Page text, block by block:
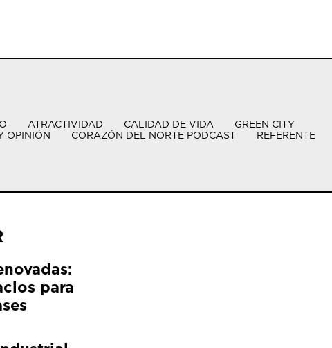
ATRACTIVIDAD CALIDAD DE VIDA
GREEN CITY
OPINIÓN
CORAZÓN DEL NORTE PODCAST REFERENTE
para